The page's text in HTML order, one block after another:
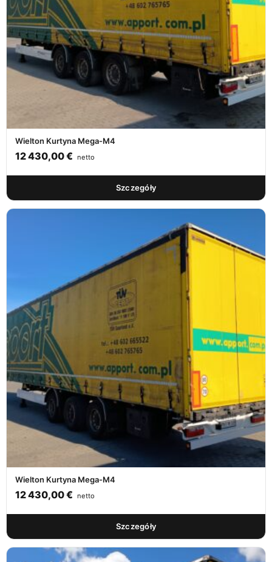
Wielton Kurtyna Mega-M4
12 430,00€ netto
Szczegóły
Wielton Kurtyna Mega-M4
12 430,00€ netto
Szczegóły